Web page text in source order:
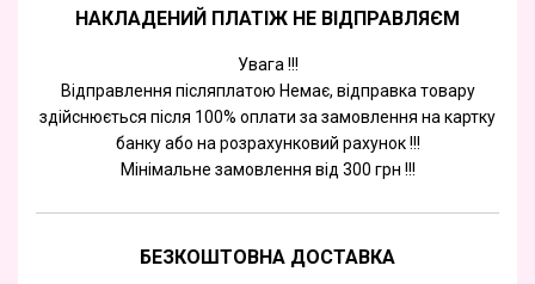
НАКЛАДЕНИЙ ПЛАТІЖ НЕ ВІДПРАВЛЯЄМ
Увага !!!
Відправлення післяплатою Немає, відправка товару
здійснюється після 100% оплати за замовлення на картку
банку або на розрахунковий рахунок !!!
Мінімальне замовлення від 300 грн !!!
БЕЗКОШТОВНА ДОСТАВКА